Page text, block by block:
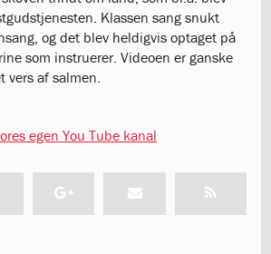
Klassen sang snukt
og det blev heldigvis optaget på
som instruerer. Videoen er ganske
vers af salmen.
egen You Tube kanal